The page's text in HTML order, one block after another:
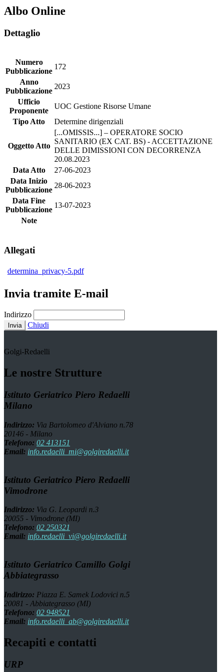
Albo Online
Dettaglio
Numero
Pubblicazione
172
Anno
Pubblicazione
2023
Ufficio
Proponente
UOC Gestione Risorse Umane
Tipo Atto
Determine dirigenziali
Oggetto Atto
[...OMISSIS...] – OPERATORE SOCIO
SANITARIO (EX CAT. BS) - ACCETTAZIONE
DELLE DIMISSIONI CON DECORRENZA
20.08.2023
Data Atto
27-06-2023
Data Inizio
Pubblicazione
28-06-2023
Data Fine
Pubblicazione
13-07-2023
Note
Allegati
determina_privacy-5.pdf
Invia tramite E-mail
Indirizzo
Invia Chiudi
Golgi-Redaelli
Le nostre Strutture
Istituto Geriatrico Piero Redaelli
Milano
Indirizzo: Via Bartolomeo d'Alviano n.78
20146 - Milano
Telefono: 02 413151
Email: info.redaelli_mi@golgiredaelli.it
Istituto Geriatrico Piero Redaelli
Vimodrone
Indirizzo: Via G. Leopardi n.3
20055 - Vimodrone (MI)
Telefono: 02 250321
Email: info.redaelli_vi@golgiredaelli.it
Istituto Geriatrico Camillo Golgi
Abbiategrasso
Indirizzo: Piazza E. Samek Lodovici n.5
20081 - Abbiategrasso (MI)
Telefono: 02 948521
Email: info.redaelli_ab@golgiredaelli.it
Recapiti e contatti
URP